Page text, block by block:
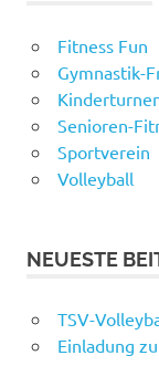
Fitness Fun
Gymnastik-
Senioren-
Sportverein
Volleyball
NEUESTE
TSV-
Einladung